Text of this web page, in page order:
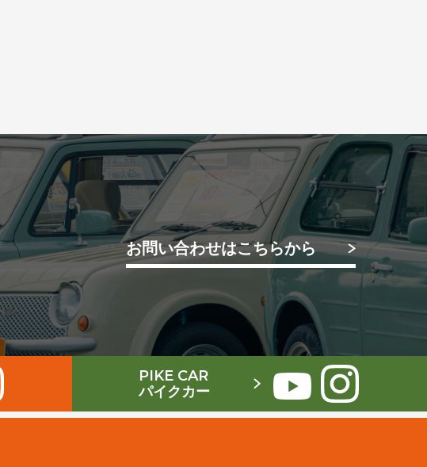
お問い合わせはこちらから
PIKE CAR
パイクカー